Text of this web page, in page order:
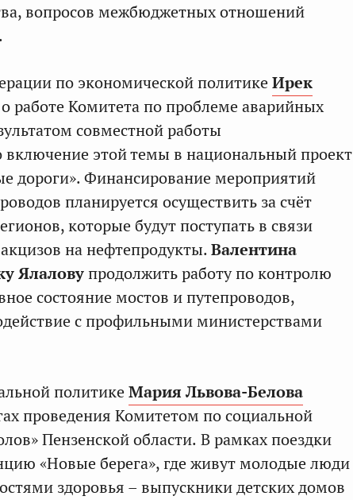
вопросов межбюджетных отношений
по экономической политике Ирек
работе Комитета по проблеме аварийных
совместной работы
включение этой темы в национальный проект
дороги». Финансирование мероприятий
планируется осуществить за счёт
которые будут поступать в связи
на нефтепродукты.Валентина
Ялаловупродолжить работу по контролю
состояние мостов и путепроводов,
с профильными министерствами
политике Мария Львова-Белова
проведения Комитетом по социальной
Пензенской области. В рамках поездки
«Новые берега», где живут молодые люди
здоровья – выпускники детских домов